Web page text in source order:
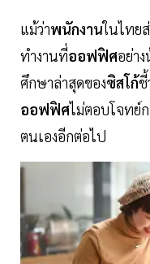
แม้ว่าพนักงานในไทย
ทำงานที่ออฟฟิศอย่า
ศึกษาล่าสุดของซิสโก้ชี้
ออฟฟิศไม่ตอบโจทย์ก
ตนเองอีกต่อไป